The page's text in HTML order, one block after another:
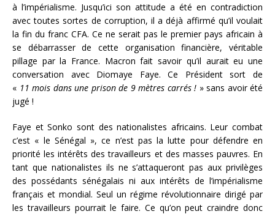
à l’impérialisme. Jusqu’ici son attitude a été en contradiction
avec toutes sortes de corruption, il a déjà affirmé qu’il voulait
la fin du franc CFA. Ce ne serait pas le premier pays africain à
se débarrasser de cette organisation financière, véritable
pillage par la France. Macron fait savoir qu’il aurait eu une
conversation avec Diomaye Faye. Ce Président sort de
« 11 mois dans une prison de 9 mètres carrés ! » sans avoir été
jugé !
Faye et Sonko sont des nationalistes africains. Leur combat
c’est « le Sénégal », ce n’est pas la lutte pour défendre en
priorité les intérêts des travailleurs et des masses pauvres. En
tant que nationalistes ils ne s’attaqueront pas aux privilèges
des possédants sénégalais ni aux intérêts de l’impérialisme
français et mondial. Seul un régime révolutionnaire dirigé par
les travailleurs pourrait le faire. Ce qu’on peut craindre donc